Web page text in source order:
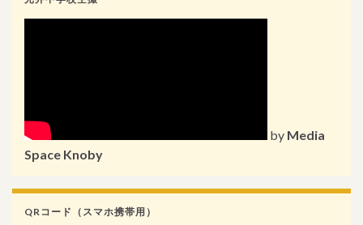
by Media
Space Knoby
QRコード（スマホ携帯用）